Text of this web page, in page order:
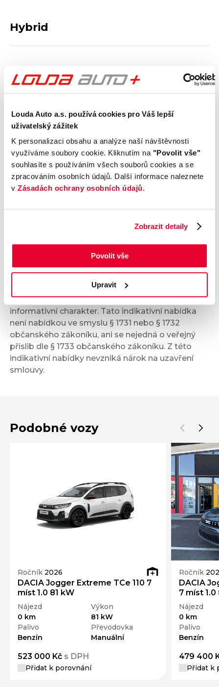
Louda Auto a.s. používá cookies pro Váš lepší
uživatelský zážitek
K personalizaci obsahu a analýze naší návštěvnosti
využíváme soubory cookie. Kliknutím na "Povolit vše"
souhlasíte s používáním všech souborů cookies a se
zpracováním osobních údajů. Další informace naleznete
v Zásadách ochrany osobních údajů.
Zobrazit detaily
Povolit vše
Upravit
Hybrid
Max. dojezd na baterii v
elektrickém režimu
Rychlost nabíjení
Výbava
Vnější vzhled a výbava
Komfort
Příplatková výbava
Údaje obsažené v této kartě vozu mají
informativní charakter. Tato indikativní nabídka
není nabídkou ve smyslu § 1731 nebo § 1732
občanského zákoníku, ani se nejedná o veřejný
příslib dle § 1733 občanského zákoníku. Z této
indikativní nabídky nevzniká nárok na uzavření
smlouvy.
Podobné vozy
Ročník 2026
DACIA Jogger Extreme TCe 110 7
míst 1.0 81 kW
Nájezd
0 km
Výkon
81 kW
Palivo
Benzín
Převodovka
Manuální
523 000 Kč s DPH
Přidat k porovnání
Ročník
DACIA
7 míst 1.0
Nájezd
0 km
Palivo
Benzín
479 400
Přidat k